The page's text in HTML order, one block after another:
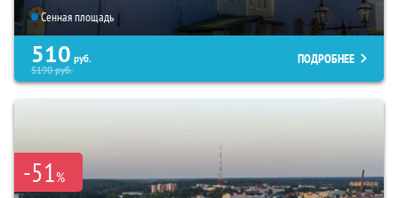
Сенная площадь
510 руб.
5190руб.
ПОДРОБНЕЕ
-51%